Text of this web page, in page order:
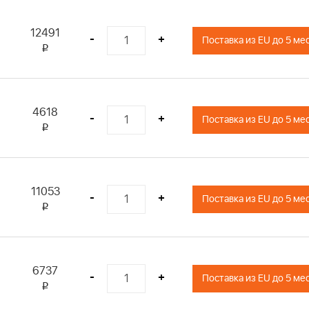
Briggs & Stratton
Briggs & Stratton
Briggs & Stratton
Briggs & Stratton
Briggs & Stratton
Briggs & Stratton
Briggs & Stratton
Briggs & Stratton
Briggs & Stratton
Briggs & Stratton
12491
i
- + Поставка из EU до 5
4618
i
- + Поставка из EU до 5
11053
i
- + Поставка из EU до 5
6737
i
- + Поставка из EU до 5